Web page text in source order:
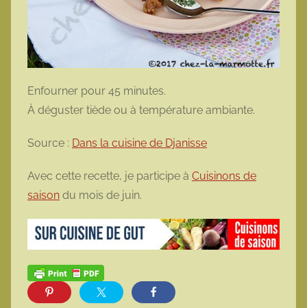
Enfourner pour 45 minutes.
À déguster tiède ou à température ambiante.
Source : Dans la cuisine de Djanisse
Avec cette recette, je participe à Cuisinons de
saison du mois de juin.